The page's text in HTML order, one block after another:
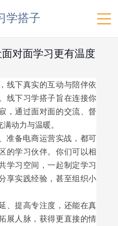
学搭子 
对面学习更有温度
线下真实的互动与陪伴依
线下习学搭子旨在连接你
，通过面对面的交流、督
动力与温暖。
准备电商运营实战，都可
的学习伙伴。你们可以相
学习空间，一起制定学习
享实践经验，甚至组织小
、提高专注度，还能在真
展人脉，获得更直接的情